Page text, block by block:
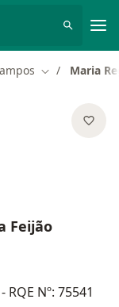
Mudar de
Maria
Feijão
Nº: 75541